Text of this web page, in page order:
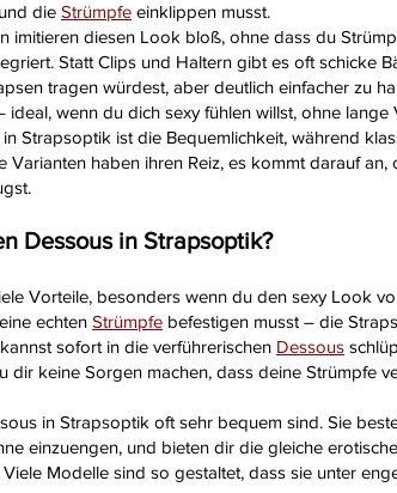
die Strümpfe einklippen musst.
imitieren diesen Look bloß, ohne dass du
Statt Clips und Haltern gibt es oft schicke
tragen würdest, aber deutlich einfacher zu
wenn du dich sexy fühlen willst, ohne lange
in Strapsoptik ist die Bequemlichkeit, während
Varianten haben ihren Reiz, es kommt darauf
Dessous in Strapsoptik?
Vorteile, besonders wenn du den sexy Look
echten Strümpfe befestigen musst – die
sofort in die verführerischen Dessous
dir keine Sorgen machen, dass deine Strümpfe
in Strapsoptik oft sehr bequem sind. Sie
einzuengen, und bieten dir die gleiche
Modelle sind so gestaltet, dass sie unter